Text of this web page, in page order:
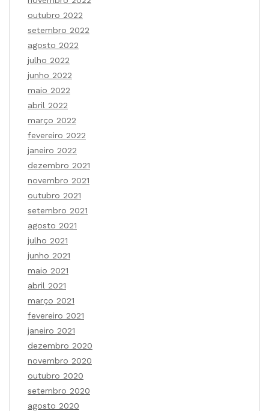
outubro 2022
setembro 2022
agosto 2022
julho 2022
junho 2022
maio 2022
abril 2022
março 2022
fevereiro 2022
janeiro 2022
dezembro 2021
novembro 2021
outubro 2021
setembro 2021
agosto 2021
julho 2021
junho 2021
maio 2021
abril 2021
março 2021
fevereiro 2021
janeiro 2021
dezembro 2020
novembro 2020
outubro 2020
setembro 2020
agosto 2020